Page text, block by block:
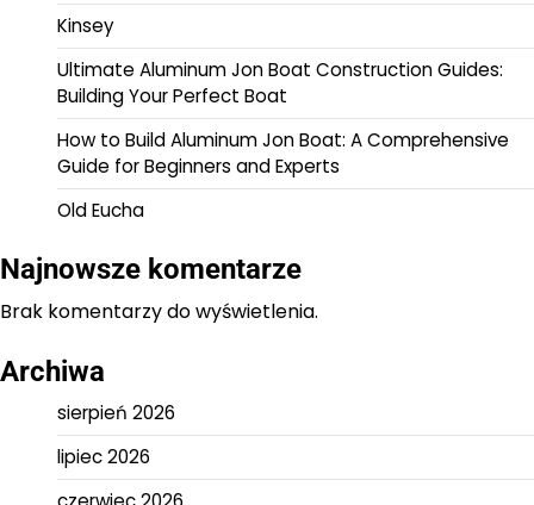
Kinsey
Ultimate Aluminum Jon Boat Construction Guides:
Building Your Perfect Boat
How to Build Aluminum Jon Boat: A Comprehensive
Guide for Beginners and Experts
Old Eucha
Najnowsze komentarze
Brak komentarzy do wyświetlenia.
Archiwa
sierpień 2026
lipiec 2026